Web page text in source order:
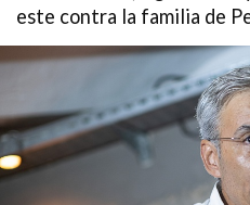
este contra la familia de